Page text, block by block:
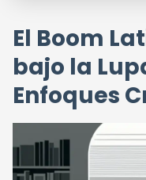
El Boom
bajo la
Enfoques